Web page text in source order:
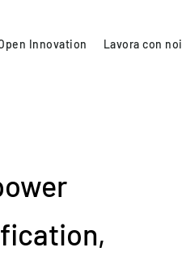
Innovation Lavora con noi